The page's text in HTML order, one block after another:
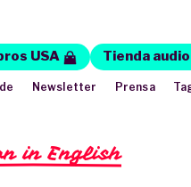
in English
USA
Tienda
Newsletter Prensa